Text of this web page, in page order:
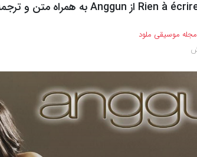
مجله موسیقی ملود